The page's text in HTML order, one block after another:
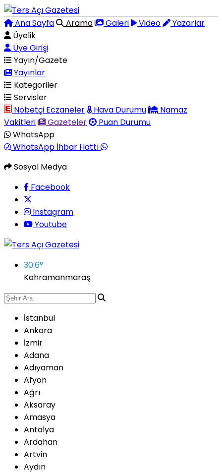
Ana Sayfa Arama Galeri Video
Yazarlar
Üyelik
Üye Girişi
Yayın/Gazete
Yayınlar
Kategoriler
Servisler
Nöbetçi Eczaneler
Hava Durumu
Namaz
Vakitleri
Gazeteler
Puan Durumu
WhatsApp
WhatsApp İhbar Hattı
Sosyal Medya
Facebook
Instagram
Youtube
30.6°
Kahramanmaraş
İstanbul
Ankara
İzmir
Adana
Adıyaman
Afyon
Ağrı
Aksaray
Amasya
Antalya
Ardahan
Artvin
Aydın